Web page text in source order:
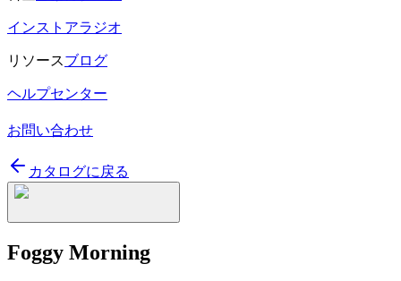
インストアラジオ
リソースブログ
ヘルプセンター
お問い合わせ
カタログに戻る
Foggy Morning